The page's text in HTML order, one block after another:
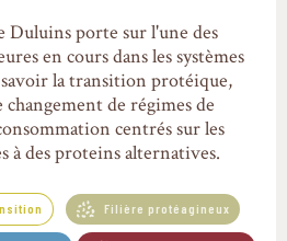
Duluins porte sur l'une des
en cours dans les systèmes
la transition protéique,
de régimes de
centrés sur les
à des proteins alternatives.
Filière protéagineux